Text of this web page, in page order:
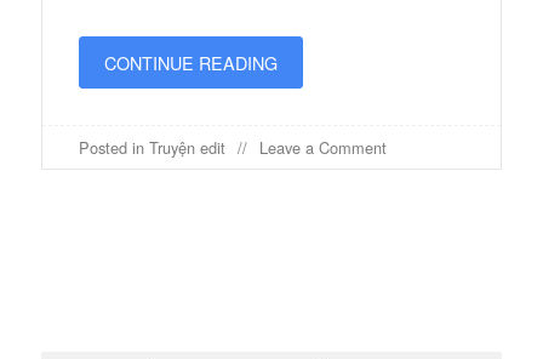
CONTINUE READING
Posted in Truyện edit Leave a Commenton
Thiên